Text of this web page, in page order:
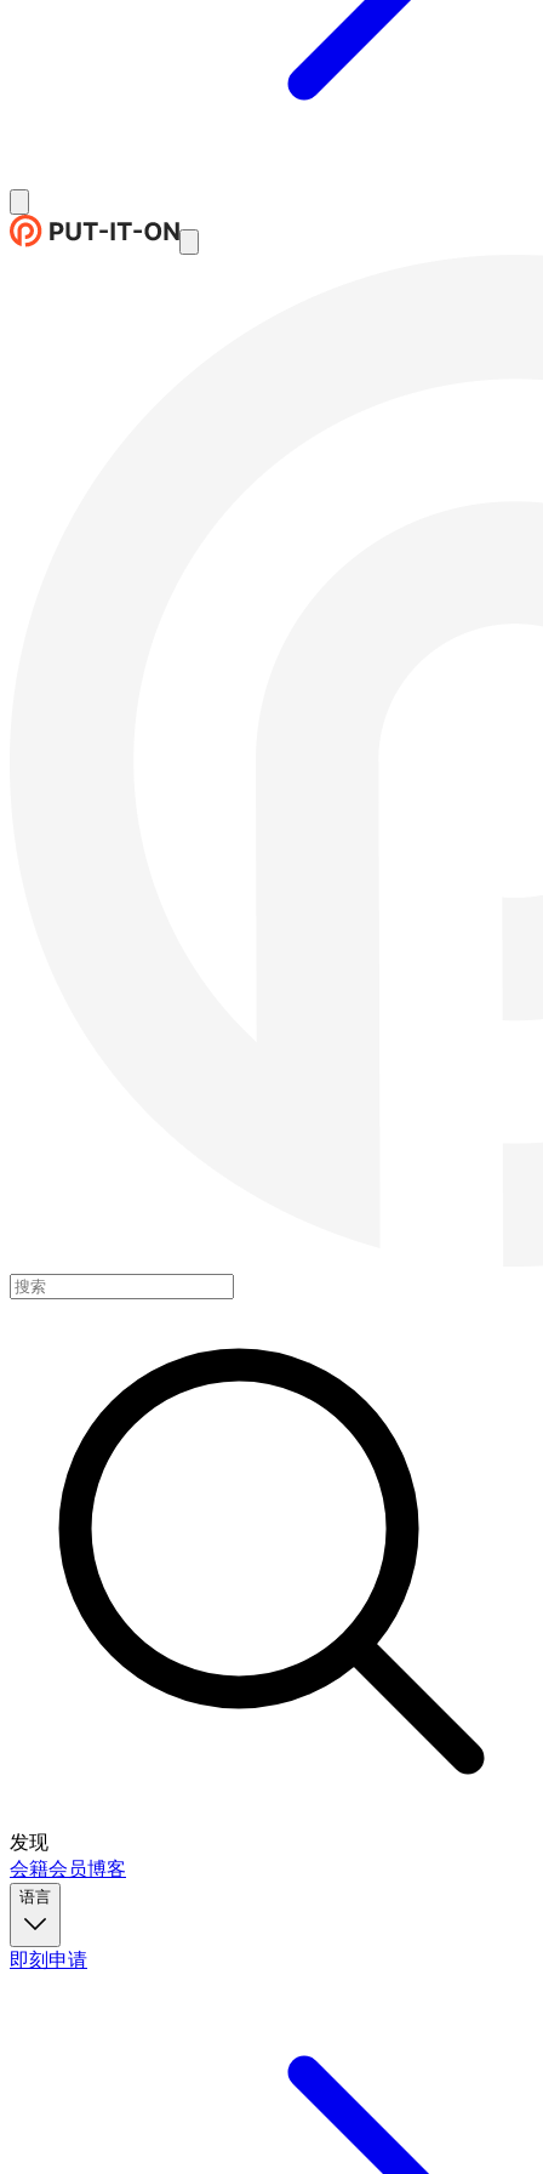
发现
会籍会员博客
语言
即刻申请